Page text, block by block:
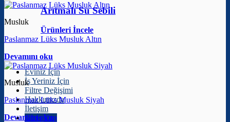
Arıtmalı Su Sebili
Ürünleri İncele
Eviniz İçin
İş Yeriniz İçin
Filtre Değişimi
Hakkımızda
İletişim
Giriş Yap
Musluk
Paslanmaz Lüks Musluk Altın
Devamını oku
Musluk
Paslanmaz Lüks Musluk Siyah
Devamını oku